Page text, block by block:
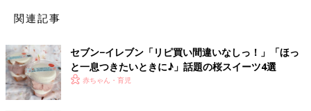
関連記事
セブン−イレブン「リピ買い間違いなしっ！」「ほっ
と一息つきたいときに♪」話題の桜スイーツ4選
赤ちゃん・育児